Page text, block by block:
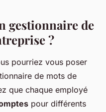
gestionnaire de
?
pourriez vous poser
de mots de
que chaque employé
pour différents